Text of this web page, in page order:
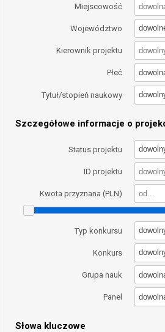
Miejscowość
Województwo
Kierownik projektu
Płeć
Tytuł/stopień naukowy
Szczegółowe informacje o
Status projektu
ID projektu
Kwota przyznana (PLN)
Typ konkursu
Konkurs
Grupa nauk
Panel
Słowa kluczowe